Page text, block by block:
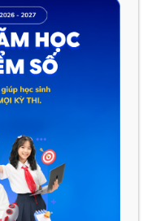
lực Đại học